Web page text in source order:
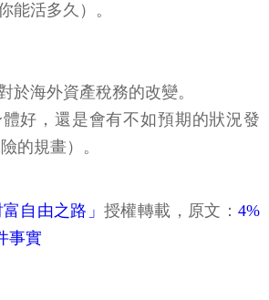
能活多久）。
於海外資產稅務的改變。
好，還是會有不如預期的狀況發
的規畫）。
富自由之路」授權轉載，原文：4%
事實